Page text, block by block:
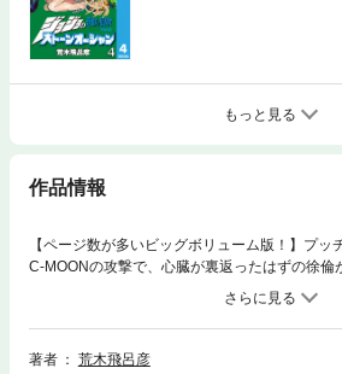
もっと見る
作品情報
【ページ数が多いビッグボリューム版！】プッ
C-MOONの攻撃で、心臓が裏返ったはずの徐倫
ルメェスと共に、ようやく承太郎が到着！ 反撃
いつめたかに見えたその時…ついに「天国の時
求め続けた究極の能力とは!?
著者
荒木飛呂彦